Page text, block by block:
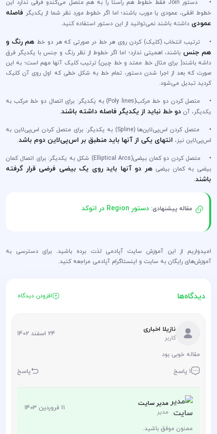
• دستور Join فقط خطوط هم راستا را به هم متصل می‌کندو فرقی ندارد این
خطوط افقی، عمودی یا مورب باشند؛ اما اگر خطوط مورد نظر شما از یکدیگر فاصله
عمودی داشته باشند نمی‌توانید از این دستور استفاده کنید.
• ترتیب انتخاب (کلیک) کردن روی هر خط در صورتی که هر دو خط هم رنگ و
هم جنس باشند، اهمیتی ندارد؛ اما اگر خطوط از نظر رنگ و جنس با یکدیگر فرق
داشه باشند( برای مثال خط ممتد و خط چین) ترتیب کلیک آنها مهم است؛ به این
صورت که بعد از اجرا شدن دستور، تمام خط به شکل خطی که اول روی آن کلیک
کردید تبدیل می‌شود.
• متصل کردن دو خط مرکب(Poly lines) به یکدیگر: برای اتصال دو خط مرکب به
یکدیگر، آندو خط نباید از یکدیگر فاصله داشته باشند.
• متصل کردن اس‌پی‌لاین‌ها (Spline) به یکدیگر: برای متصل کردن اس‌پی‌لاین‌ به
اس‌پی‌لاین‌ نیز، انتهای یکی از آنها باید منطبق بر اس‌پی‌لاین‌ دوم باشد.
• متصل کردن دو کمان بیضی(Elliptical Arcs) شکل به یکدیگر: برای اتصال کمان
بیضی به کمان بیضیهر دو آنها باید روی یک بیضی فرضی قرار گرفته
باشند.
مقاله پیشنهادی:دستور Region در اتوکد
امیدواریم از این آموزش سایت آپادمی لذت برده باشید. برای دسترسی به
آموزش‌های رایگان به سایت و اینستاگرام آپادمی مراجعه کنید.
دیدگاه‌ها افزودن دیدگاه
نازیلا اخباری
کاربر 24 اسفند 1402
مقاله خوبی بود
1 پاسخ پاسخ
مدیر سایت
مدیر 11 فروردین 1403
ممنون موفق باشید.